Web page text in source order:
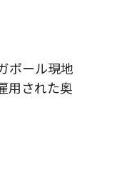
ポール現地
用された奥